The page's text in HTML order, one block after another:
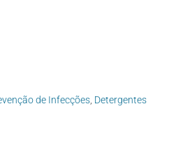
de Infecções, Detergentes